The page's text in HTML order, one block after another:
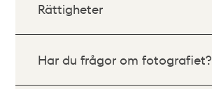
Rättigheter
Har du frågor om fotografiet?